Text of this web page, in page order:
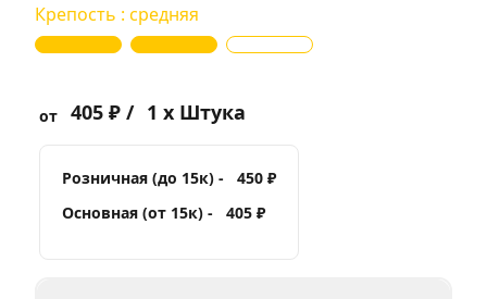
Крепость : средняя
от 405 ₽ / 1 x Штука
Розничная (до 15к) -
450 ₽
Основная (от 15к) -
405 ₽